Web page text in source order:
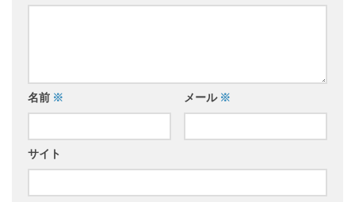
名前 ※ メール ※
サイト